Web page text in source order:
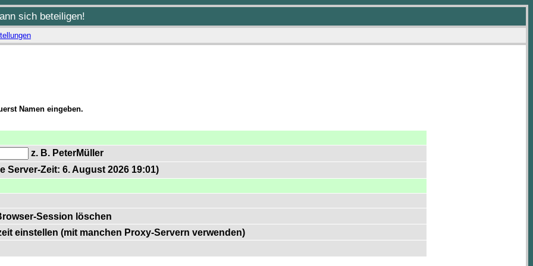
sich beteiligen!
Namen eingeben.
z. B. PeterMüller
Server-Zeit: 6. August 2026 19:01)
Session löschen
einstellen (mit manchen Proxy-Servern verwenden)